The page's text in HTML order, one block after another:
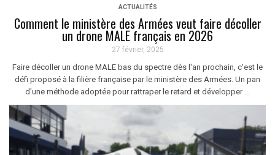
ACTUALITÉS
Comment le ministère des Armées veut faire décoller
un drone MALE français en 2026
27 février, 2025
Faire décoller un drone MALE bas du spectre dès l'an prochain, c'est le
défi proposé à la filière française par le ministère des Armées. Un pan
d'une méthode adoptée pour rattraper le retard et développer ...